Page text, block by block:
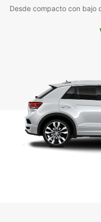
Desde compacto con bajo